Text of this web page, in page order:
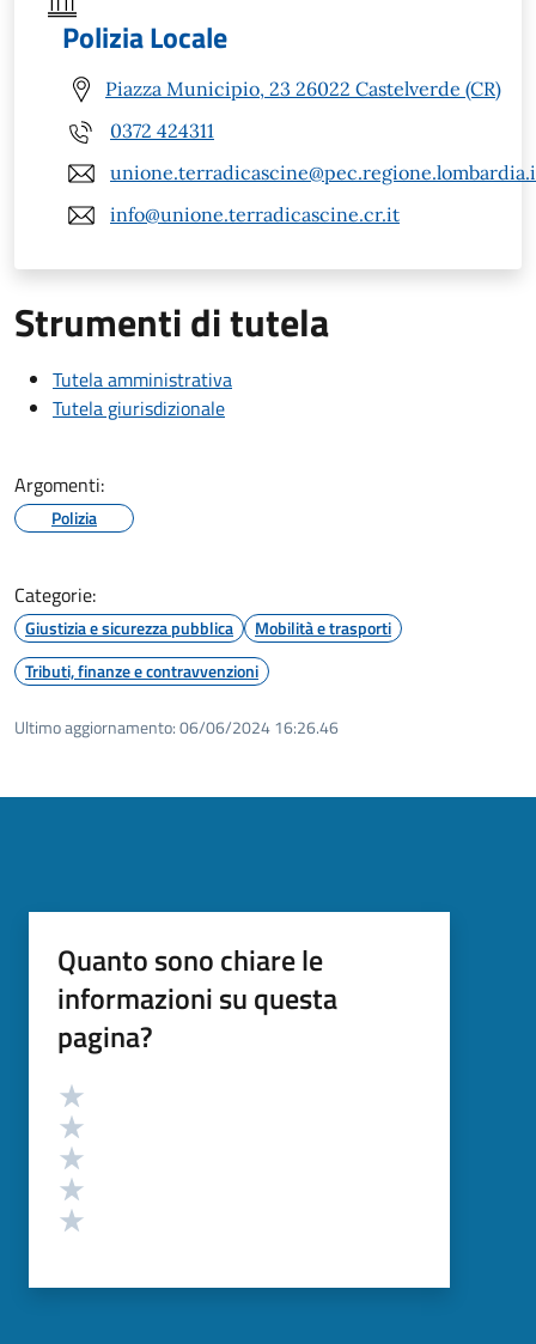
Polizia Locale
Piazza Municipio, 23 26022 Castelverde (CR)
0372 424311
info@unione.terradicascine.cr.it
Strumenti di tutela
Tutela amministrativa
Tutela giurisdizionale
Argomenti:
Polizia
Categorie:
Giustizia e sicurezza pubblica
Mobilità e trasporti
Tributi, finanze e contravvenzioni
Ultimo aggiornamento:06/06/2024 16:26.46
Quanto sono chiare le
informazioni su questa
pagina?
Valutazione